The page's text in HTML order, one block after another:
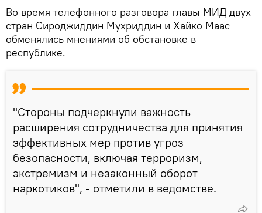
Во время телефонного разговора главы МИД двух
стран Сироджиддин Мухриддин и Хайко Маас
обменялись мнениями об обстановке в
республике.
"Стороны подчеркнули важность
расширения сотрудничества для принятия
эффективных мер против угроз
безопасности, включая терроризм,
экстремизм и незаконный оборот
наркотиков", - отметили в ведомстве.